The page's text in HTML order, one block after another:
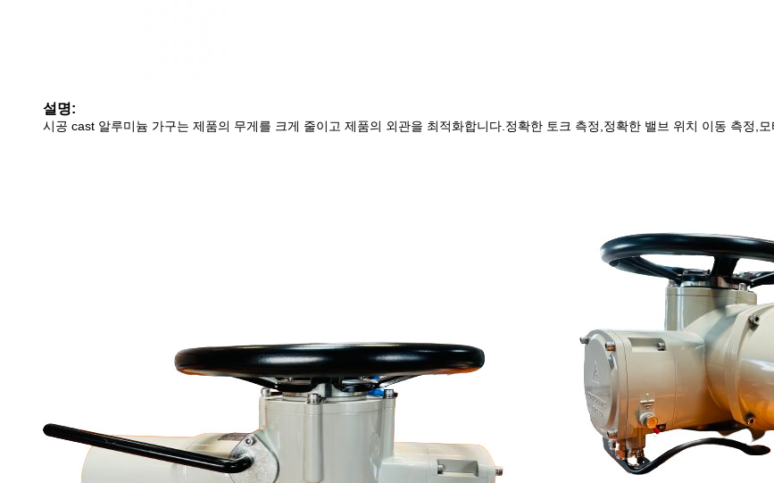
설명:
시공 cast 알루미늄 가구는 제품의 무게를 크게 줄이고 제품의 외관을 최적화합니다.정확한 토크 측정,정확한 밸브 위치 이동 측정,모